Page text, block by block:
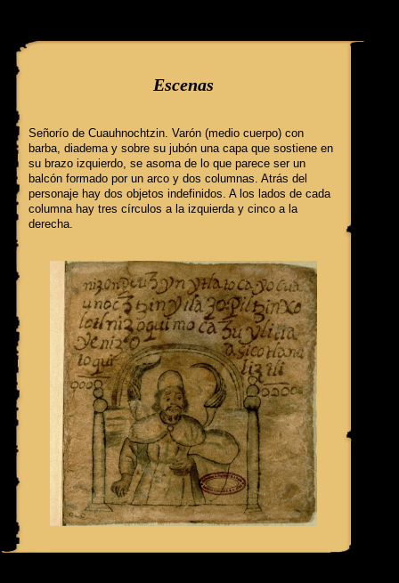
Escenas
Señorío de Cuauhnochtzin. Varón (medio cuerpo) con
barba, diadema y sobre su jubón una capa que sostiene en
su brazo izquierdo, se asoma de lo que parece ser un
balcón formado por un arco y dos columnas. Atrás del
personaje hay dos objetos indefinidos. A los lados de cada
columna hay tres círculos a la izquierda y cinco a la
derecha.